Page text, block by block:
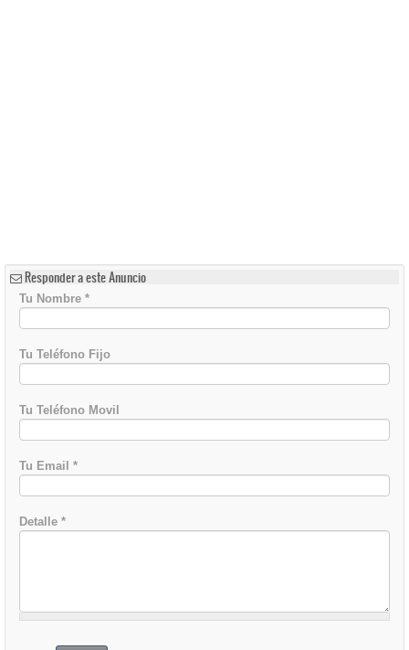
Responder a este Anuncio
Tu Nombre *
Tu Teléfono Fijo
Tu Teléfono Movil
Tu Email *
Detalle *